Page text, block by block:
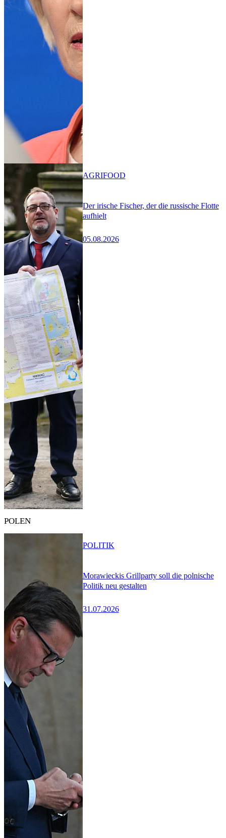
Der irische Fischer, der die russische Flotte
aufhielt
05.08.2026
AGRIFOOD
POLEN
Morawieckis Grillparty soll die polnische
Politik neu gestalten
31.07.2026
POLITIK